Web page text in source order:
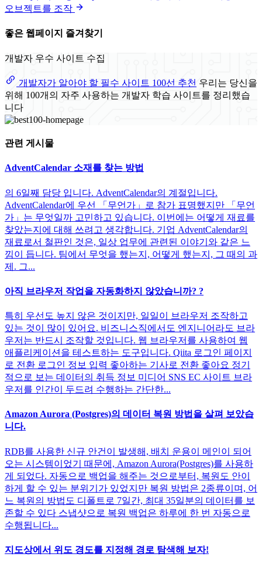
오브젝트를 조작
좋은 웹페이지 즐겨찾기
개발자 우수 사이트 수집
개발자가 알아야 할 필수 사이트 100선 추천 우리는 당신을
위해 100개의 자주 사용하는 개발자 학습 사이트를 정리했습
니다
관련 게시물
AdventCalendar 소재를 찾는 방법
의 6일째 담당 입니다. AdventCalendar의 계절입니다.
AdventCalendar에 우선 「무언가」로 참가 표명했지만 「무언
가」는 무엇일까 고민하고 있습니다. 이번에는 어떻게 재료를
찾았는지에 대해 쓰려고 생각합니다. 기업 AdventCalendar의
재료로서 철판인 것은, 일상 업무에 관련된 이야기와 같은 느
낌이 듭니다. 팀에서 무엇을 했는지, 어떻게 했는지, 그 때의 과
제. 그...
아직 브라우저 작업을 자동화하지 않았습니까? ?
특히 우선도 높지 않은 것이지만, 일일이 브라우저 조작하고
있는 것이 많이 있어요. 비즈니스직에서도 엔지니어라도 브라
우저는 반드시 조작할 것입니다. 웹 브라우저를 사용하여 웹
애플리케이션을 테스트하는 도구입니다. Qiita 로그인 페이지
로 전환 로그인 정보 입력 좋아하는 기사로 전환 좋아요 정기
적으로 보는 데이터의 취득 정보 미디어 SNS EC 사이트 브라
우저를 인간이 두드려 수행하는 간단한...
Amazon Aurora (Postgres)의 데이터 복원 방법을 살펴 보았습
니다.
RDB를 사용한 신규 안건이 발생해, 배치 운용이 메인이 되어
오는 시스템이었기 때문에, Amazon Aurora(Postgres)를 사용하
게 되었다. 자동으로 백업을 해주는 것으로부터, 복원도 안이
하게 할 수 있는 분위기가 있었지만 복원 방법은 2종류이며, 어
느 복원의 방법도 디폴트로 7일간, 최대 35일분의 데이터를 보
존할 수 있다 스냅샷으로 복원 백업은 하루에 한 번 자동으로
수행됩니다...
지도상에서 위도 경도를 지정해 경로 탐색해 보자!